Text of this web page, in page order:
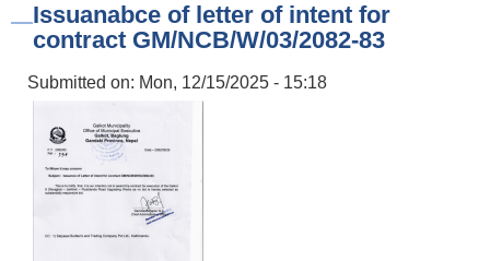
Issuanabce of letter of intent for
contract GM/NCB/W/03/2082-83
Submitted on: Mon, 12/15/2025 - 15:18